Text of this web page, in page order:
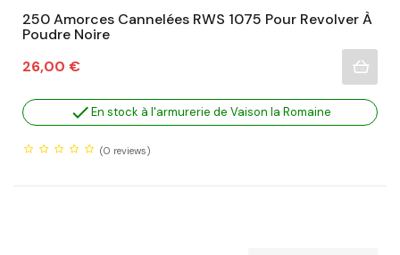
250 Amorces Cannelées RWS 1075 Pour Revolver À
Poudre Noire
Prix
26,00 €
En stock à l'armurerie de Vaison la Romaine
(0 reviews)